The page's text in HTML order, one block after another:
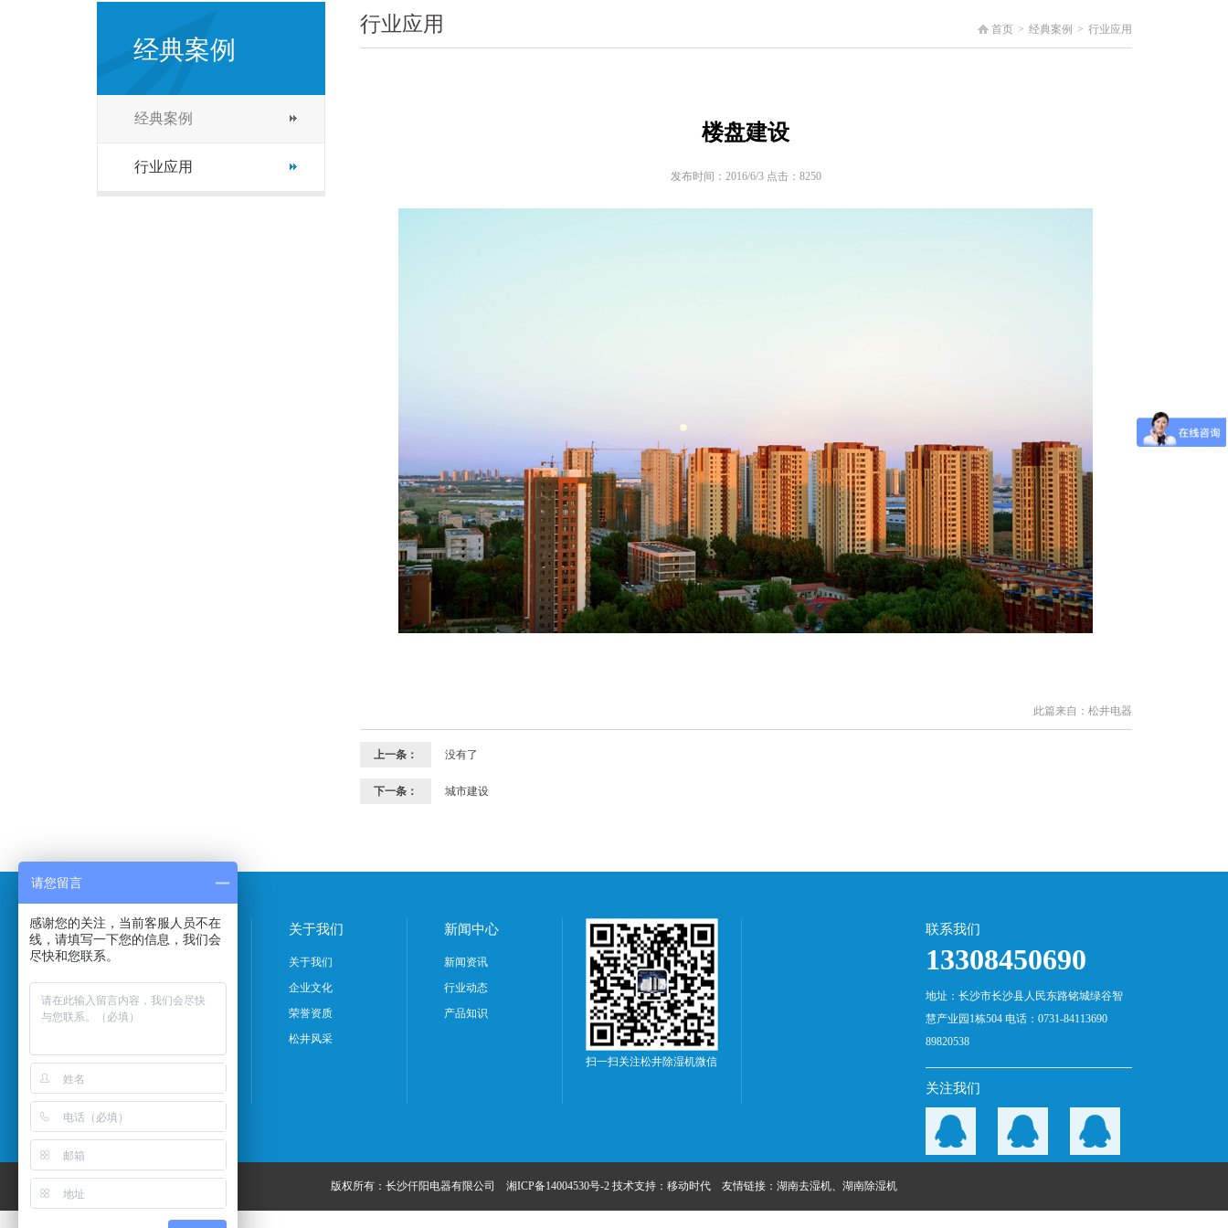
经典案例
经典案例
行业应用
首页 > 经典案例 > 行业应用
行业应用
楼盘建设
发布时间：2016/6/3 点击：8250
此篇来自：松井电器
上一条： 没有了
下一条： 城市建设
产品中心
档案室产品系列
转轮除湿机系列
关于我们
关于我们
企业文化
荣誉资质
松井风采
新闻中心
新闻资讯
行业动态
产品知识
扫一扫关注松井除湿机微信
联系我们
13308450690
地址：长沙市长沙县人民东路铭城绿谷智
慧产业园1栋504 电话：0731-84113690
89820538
关注我们
版权所有：长沙仟阳电器有限公司 湘ICP备14004530号-2 技术支持： 移动时代 友情链接： 湖南去湿机、 湖南除湿机
请您留言
感谢您的关注，当前客服人员不在
线，请填写一下您的信息，我们会
尽快和您联系。